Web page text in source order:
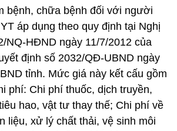
bệnh, chữa bệnh đối với người
áp dụng theo quy định tại Nghị
NQ-HĐND ngày 11/7/2012 của
định số 2032/QĐ-UBND ngày
tỉnh. Mức giá này kết cấu gồm
phí: Chi phí thuốc, dịch truyền,
hao, vật tư thay thế; Chi phí về
liệu, xử lý chất thải, vệ sinh môi